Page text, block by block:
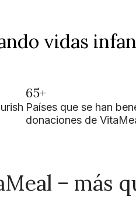
vidas
65+
Países que se han
donaciones de
– más